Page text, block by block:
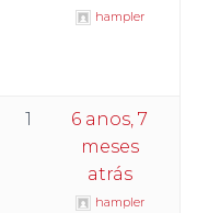
hampler
1
6 anos, 7
meses
atrás
hampler